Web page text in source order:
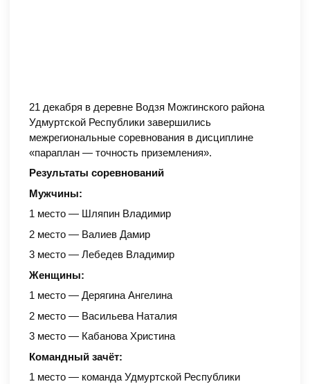
21 декабря в деревне Водзя Можгинского района
Удмуртской Республики завершились
межрегиональные соревнования в дисциплине
«параплан — точность приземления».
Результаты соревнований
Мужчины:
1 место — Шляпин Владимир
2 место — Валиев Дамир
3 место — Лебедев Владимир
Женщины:
1 место — Дерягина Ангелина
2 место — Васильева Наталия
3 место — Кабанова Христина
Командный зачёт:
1 место — команда Удмуртской Республики